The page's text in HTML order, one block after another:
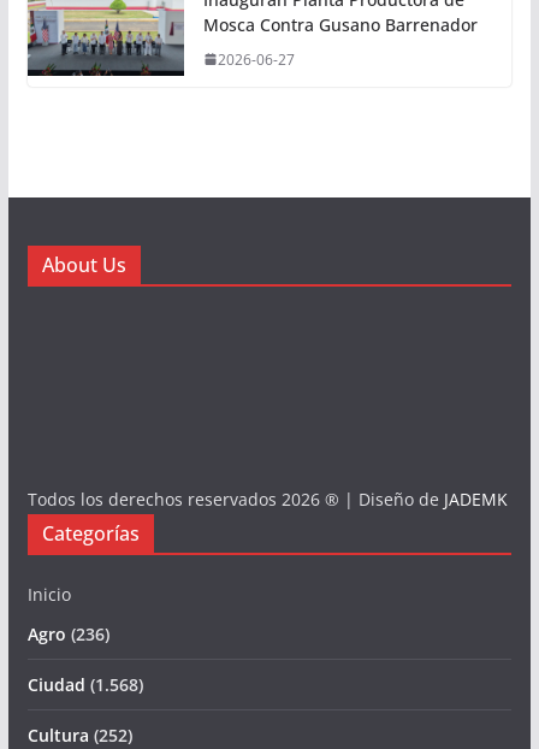
Mosca Contra Gusano Barrenador
2026-06-27
About Us
Todos los derechos reservados 2026 ® | Diseño de JADEMK
Categorías
Inicio
Agro (236)
Ciudad (1.568)
Cultura (252)